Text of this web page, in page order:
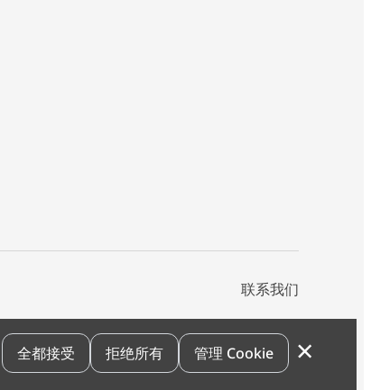
全都接受 拒绝所有 管理 Cookie ×
联系我们
您的隐私选项 霍尼韦尔科技Cookie通知退订 漏洞报告